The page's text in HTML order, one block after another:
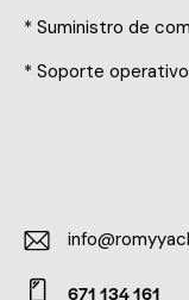
* Suministro de
* Soporte
E-
671 134 161